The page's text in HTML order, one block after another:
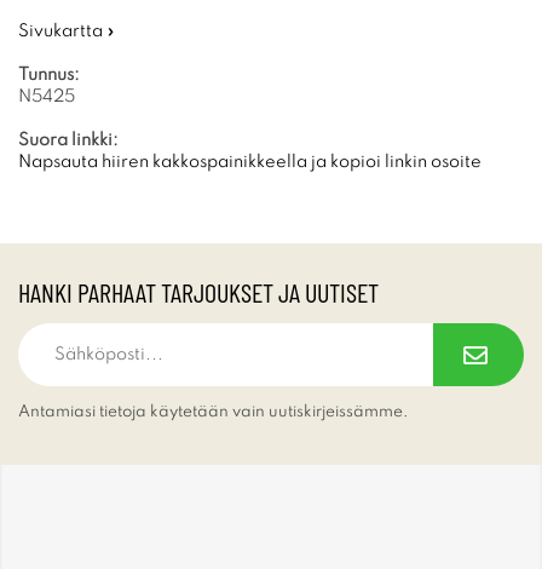
Sivukartta »
Tunnus:
N5425
Suora linkki:
Napsauta hiiren kakkospainikkeella ja kopioi linkin osoite
HANKI PARHAAT TARJOUKSET JA UUTISET
Antamiasi tietoja käytetään vain uutiskirjeissämme.